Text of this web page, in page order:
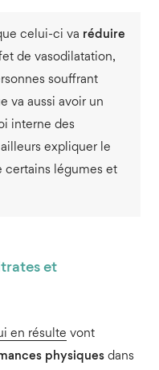
celui-ci va réduire
de vasodilatation,
souffrant
va aussi avoir un
interne des
expliquer le
certains légumes et
et
en résulte vont
physiquesdans